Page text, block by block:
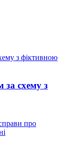
за схему з